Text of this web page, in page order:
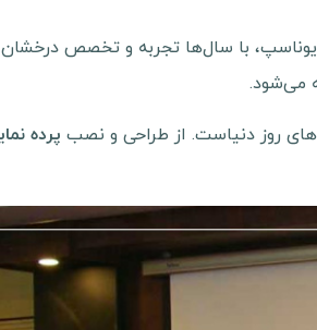
با سال‌ها تجربه و تخصص
می‌شود.
روز دنیاست. از طراحی و نصب پرده